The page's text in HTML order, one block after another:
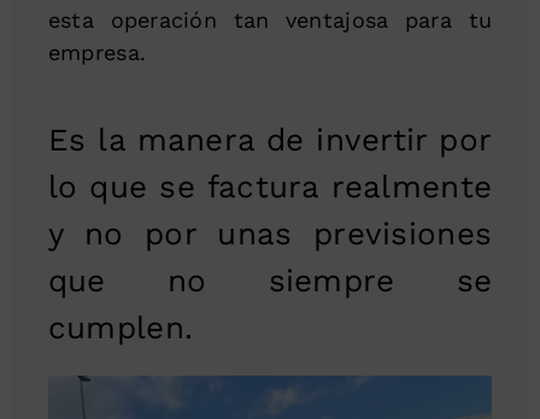
esta operación tan ventajosa para tu
empresa.
Es la manera de invertir por
lo que se factura realmente
y no por unas previsiones
que no siempre se
cumplen.